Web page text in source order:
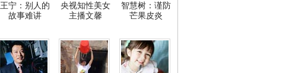
王宁：别人的
故事难讲
央视知性美女
主播文馨
智慧树：谨防
芒果皮炎